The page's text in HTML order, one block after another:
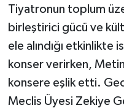
Tiyatronun toplum
birleştirici gücü ve
ele alındığı etkinlikte
konser verirken,
konsere eşlik etti.
Meclis Üyesi Zekiye
SAĞLIK
SİYASET
SPOR